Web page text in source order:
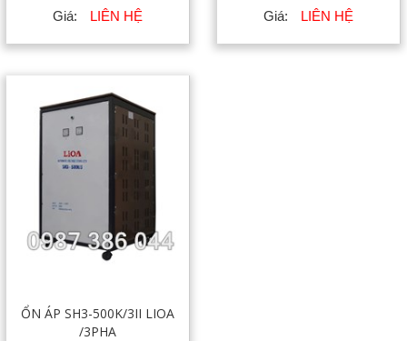
Giá: LIÊN HỆ Giá: LIÊN HỆ
ỔN ÁP SH3-500K/3II LIOA
/3PHA